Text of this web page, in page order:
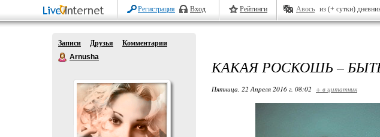
Регистрация Вход Рейтинги Авось из (+ сутки)
Записи Друзья
Комментарии
Arnusha
КАКАЯ РОСКОШЬ –
Пятница, 22 Апреля 2016 г. 08:02 + в цитатник